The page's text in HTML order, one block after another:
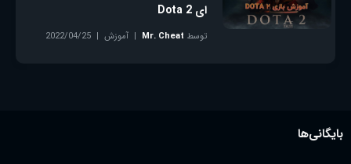
ای Dota 2
توسط Mr. Cheat آموزش
2022/04/25
بایگانی‌ها